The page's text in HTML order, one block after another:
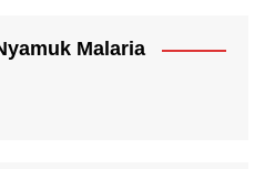
Malaria